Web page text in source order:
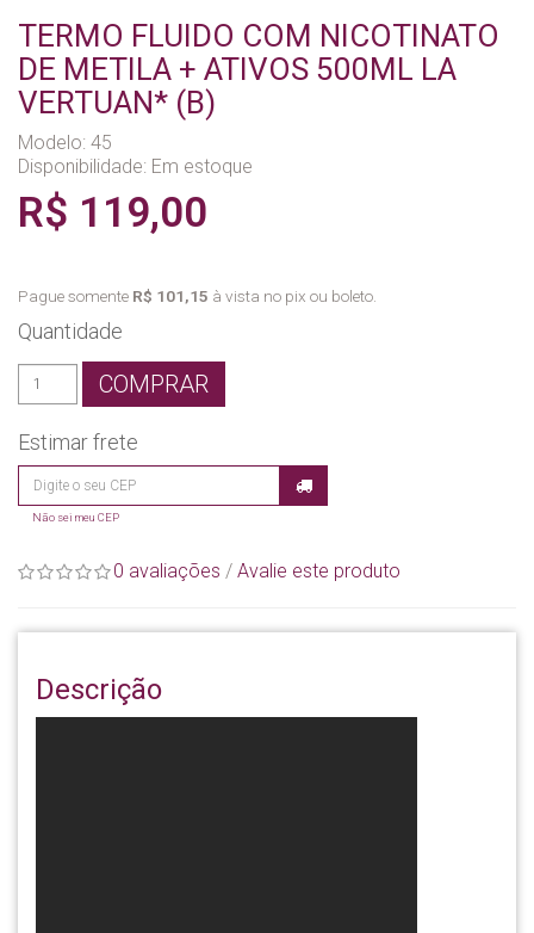
TERMO FLUIDO COM NICOTINATO
DE METILA + ATIVOS 500ML LA
VERTUAN* (B)
Modelo: 45
Disponibilidade: Em estoque
R$ 119,00
Pague somente R$ 101,15 à vista no pix ou boleto.
Quantidade
COMPRAR
Estimar frete
Não sei meu CEP
0 avaliações / Avalie este produto
Descrição